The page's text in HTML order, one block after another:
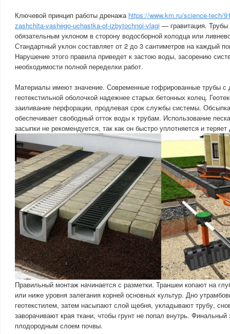
Ключевой принцип работы дренажа https://www.km.ru/science-tech/
zashchita-vashego-uchastka-ot-izbytochnoi-vlagi — гравитация.
обязательным уклоном в сторону водосборной колодца или
Стандартный уклон составляет от 2 до 3 сантиметров на каждый
Нарушение этого правила приведет к застою воды, засорению
необходимости полной переделки работ.
Материалы имеют значение. Современные гофрированные трубы с
геотекстильной оболочкой надежнее старых бетонных колец.
заиливание перфорации, продлевая срок службы системы.
обеспечивает свободный отток воды к трубам. Использование
засыпки не рекомендуется, так как он быстро уплотняется и
Правильный монтаж начинается с разметки. Траншеи копают на
или ниже уровня залегания корней основных культур. Дно
геотекстилем, затем насыпают слой щебня, укладывают трубу,
заворачивают края ткани, чтобы грунт не попал внутрь.
плодородным слоем почвы.